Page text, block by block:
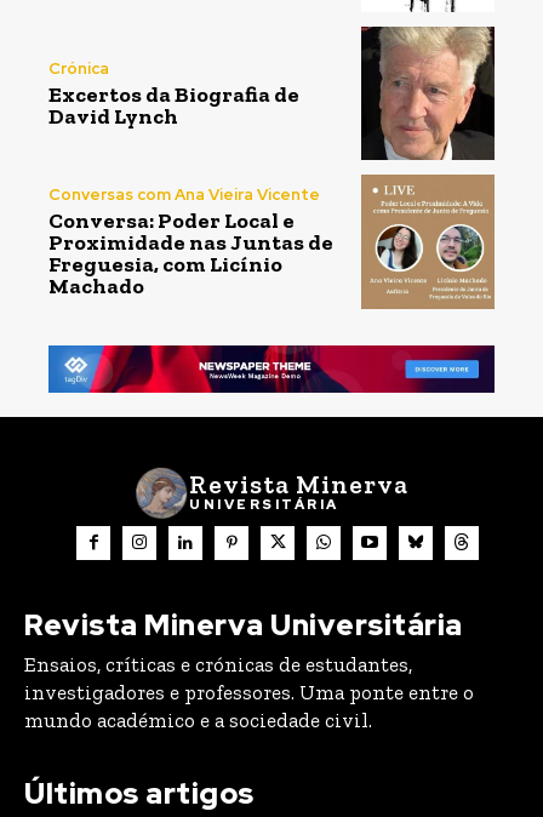
Crónica
Excertos da Biografia de
David Lynch
Conversas com Ana Vieira Vicente
Conversa: Poder Local e
Proximidade nas Juntas de
Freguesia, com Licínio
Machado
Revista Minerva
UNIVERSITÁRIA
Revista Minerva Universitária
Ensaios, críticas e crónicas de estudantes,
investigadores e professores. Uma ponte entre o
mundo académico e a sociedade civil.
Últimos artigos